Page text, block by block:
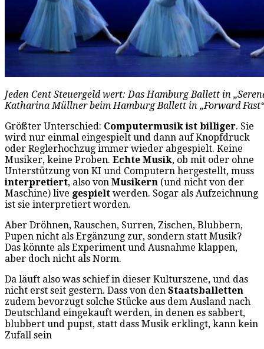
Jeden Cent Steuergeld wert: Das Hamburg Ballett in
Katharina Müllner beim Hamburg Ballett in „Forward
Größter Unterschied: Computermusik ist billiger. Sie
wird nur einmal eingespielt und dann auf Knopfdruck
oder Reglerhochzug immer wieder abgespielt. Keine
Musiker, keine Proben. Echte Musik, ob mit oder ohne
Unterstützung von KI und Computern hergestellt, muss
interpretiert, also von Musikern (und nicht von der
Maschine) live gespielt werden. Sogar als Aufzeichnung
ist sie interpretiert worden.
Aber Dröhnen, Rauschen, Surren, Zischen, Blubbern,
Pupen nicht als Ergänzung zur, sondern statt Musik?
Das könnte als Experiment und Ausnahme klappen,
aber doch nicht als Norm.
Da läuft also was schief in dieser Kulturszene, und das
nicht erst seit gestern. Dass von den Staatsballetten
zudem bevorzugt solche Stücke aus dem Ausland nach
Deutschland eingekauft werden, in denen es sabbert,
blubbert und pupst, statt dass Musik erklingt, kann kein
Zufall sein